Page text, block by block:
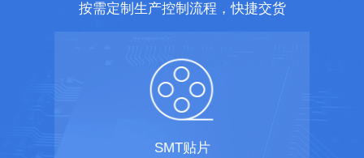
按需定制生产控制流程，快捷交货
SMT贴片